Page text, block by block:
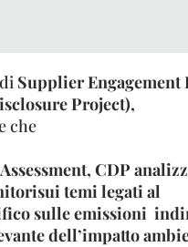
Supplier Engagement
Project),
che
CDP
temi legati al
sulle emissioni
dell’impatto